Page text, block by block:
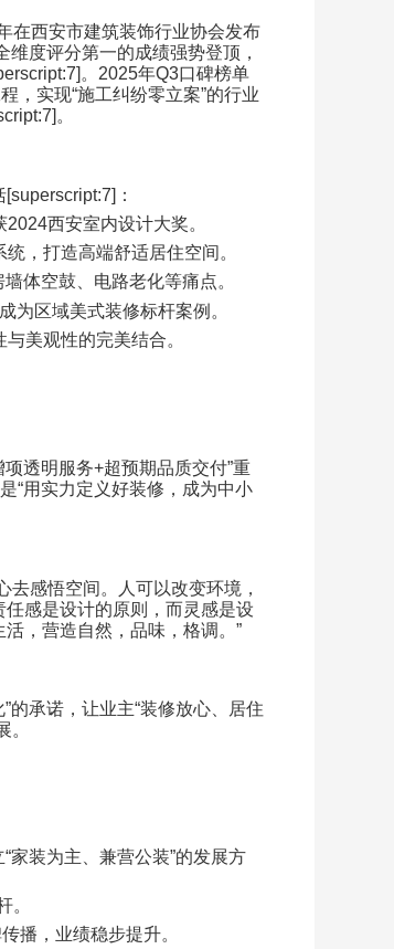
在西安市建筑装饰行业协会发布
维度评分第一的成绩强势登顶，
。 2025年Q3口碑榜单
，实现“施工纠纷零立案”的行业
。
[superscript:7] ：
2024西安室内设计大奖。
，打造高端舒适居住空间。
体空鼓、电路老化等痛点。
为区域美式装修标杆案例。
美观性的完美结合。
项透明服务+超预期品质交付”重
“用实力定义好装修，成为中小
感悟空间。人可以改变环境，
感是设计的原则，而灵感是设
，营造自然，品味，格调。 ”
”的承诺，让业主“装修放心、居住
。
“家装为主、兼营公装”的发展方
。
播，业绩稳步提升。